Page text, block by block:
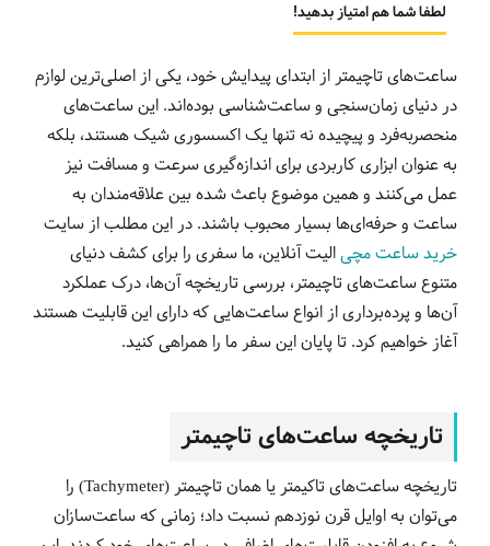
لطفا شما هم امتیاز بدهید!
ساعت‌های تاچیمتر از ابتدای پیدایش خود، یکی از اصلی‌ترین لوازم
در دنیای زمان‌سنجی و ساعت‌شناسی بوده‌اند. این ساعت‌های
منحصربه‌فرد و پیچیده نه تنها یک اکسسوری شیک هستند، بلکه
به عنوان ابزاری کاربردی برای اندازه‌گیری سرعت و مسافت نیز
عمل می‌کنند و همین موضوع باعث شده بین علاقه‌مندان به
ساعت و حرفه‌ای‌ها بسیار محبوب باشند. در این مطلب از سایت
خرید ساعت مچیالیت آنلاین، ما سفری را برای کشف دنیای
متنوع ساعت‌های تاچیمتر، بررسی تاریخچه آن‌ها، درک عملکرد
آن‌ها و پرده‌برداری از انواع ساعت‌هایی که دارای این قابلیت هستند
آغاز خواهیم کرد. تا پایان این سفر ما را همراهی کنید.
تاریخچه ساعت‌های تاچیمتر
تاریخچه ساعت‌های تاکیمتر یا همان تاچیمتر (Tachymeter) را
می‌توان به اوایل قرن نوزدهم نسبت داد؛ زمانی که ساعت‌سازان